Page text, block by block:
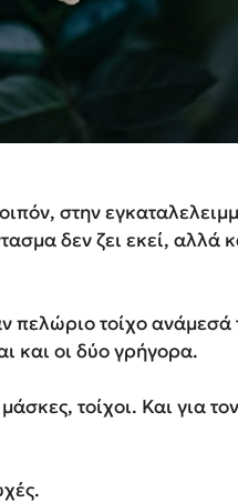
στην
δεν ζει εκεί, αλλά
τοίχο ανάμεσά
και οι δύο γρήγορα.
τοίχοι. Και για